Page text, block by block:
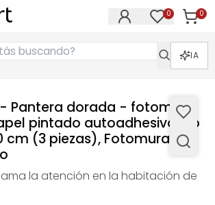
0 0
IA
Pantera dorada - fotomural
pintado autoadhesivo/no
cm (3 piezas), Fotomural
la atención en la habitación de